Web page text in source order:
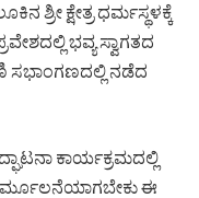
ಶ್ರೀ ಕ್ಷೇತ್ರ ಧರ್ಮಸ್ಥಳಕ್ಕೆ
ಭವ್ಯ ಸ್ವಾಗತದ
ಸಭಾಂಗಣದಲ್ಲಿ ನಡೆದ
ಕಾರ್ಯಕ್ರಮದಲ್ಲಿ
ನಿರ್ಮೂಲನೆಯಾಗಬೇಕು ಈ